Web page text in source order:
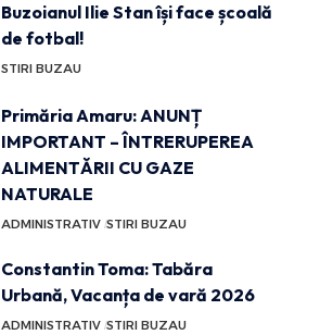
Buzoianul Ilie Stan își face școală
de fotbal!
STIRI BUZAU
Primăria Amaru: ANUNȚ
IMPORTANT – ÎNTRERUPEREA
ALIMENTĂRII CU GAZE
NATURALE
ADMINISTRATIV STIRI BUZAU
Constantin Toma: Tabăra
Urbană, Vacanța de vară 2026
ADMINISTRATIV STIRI BUZAU